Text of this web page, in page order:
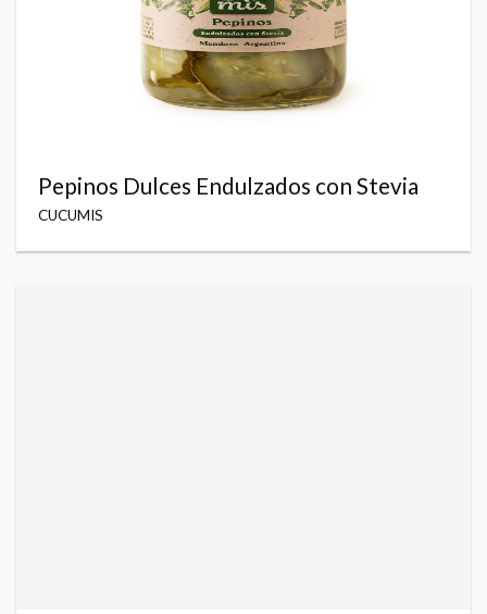
Pepinos Dulces Endulzados con Stevia
CUCUMIS